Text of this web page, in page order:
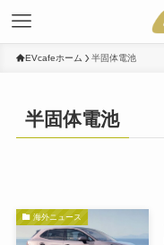
EVcafeホーム 半固体電池
半固体電池
海外ニュース